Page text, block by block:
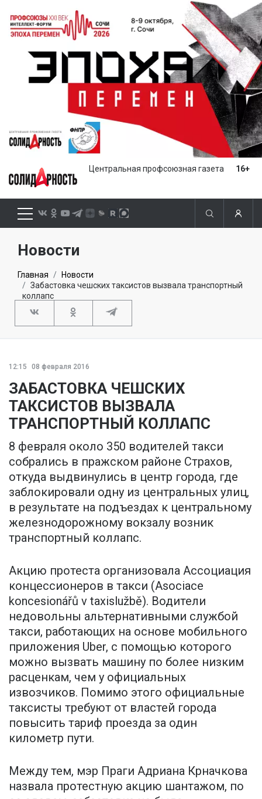
Центральная профсоюзная газета 16+
Новости
Главная
Новости
Забастовка чешских таксистов вызвала транспортный
коллапс
12:15 08 февраля 2016
ЗАБАСТОВКА ЧЕШСКИХ
ТАКСИСТОВ ВЫЗВАЛА
ТРАНСПОРТНЫЙ КОЛЛАПС
8 февраля около 350 водителей такси
собрались в пражском районе Страхов,
откуда выдвинулись в центр города, где
заблокировали одну из центральных улиц,
в результате на подъездах к центральному
железнодорожному вокзалу возник
транспортный коллапс.
Акцию протеста организовала Ассоциация
концессионеров в такси (Asociace
koncesionářů v taxislužbě). Водители
недовольны альтернативными службой
такси, работающих на основе мобильного
приложения Uber, с помощью которого
можно вызвать машину по более низким
расценкам, чем у официальных
извозчиков. Помимо этого официальные
таксисты требуют от властей города
повысить тариф проезда за один
километр пути.
Между тем, мэр Праги Адриана Крначкова
назвала протестную акцию шантажом, по